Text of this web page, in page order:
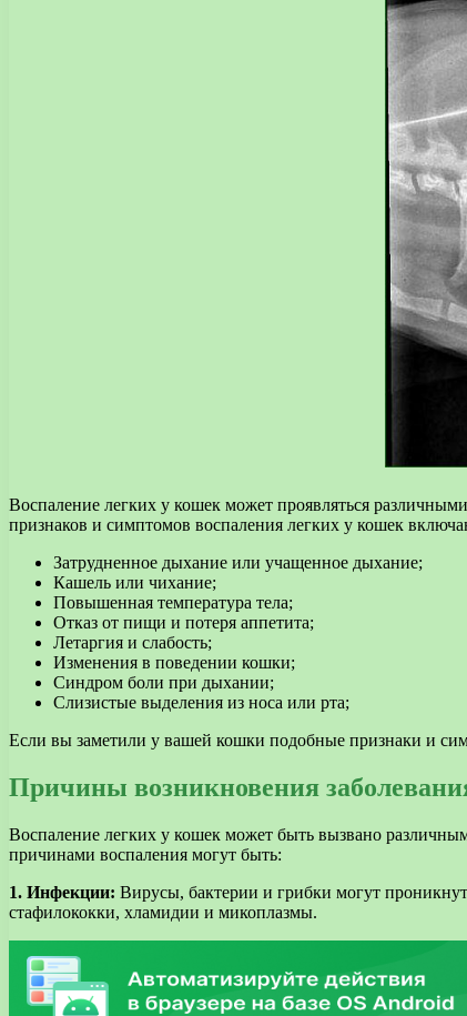
Воспаление легких у кошек может проявляться
признаков и симптомов воспаления легких у кошек
Затрудненное дыхание или учащенное дыхание;
Кашель или чихание;
Повышенная температура тела;
Отказ от пищи и потеря аппетита;
Летаргия и слабость;
Изменения в поведении кошки;
Синдром боли при дыхании;
Слизистые выделения из носа или рта;
Если вы заметили у вашей кошки подобные признаки и
Причины возникновения
Воспаление легких у кошек может быть вызвано
причинами воспаления могут быть:
1. Инфекции: Вирусы, бактерии и грибки могут
стафилококки, хламидии и микоплазмы.